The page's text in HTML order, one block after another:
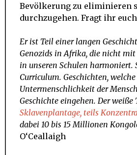
Bevölkerung zu eliminieren
durchzugehen. Fragt ihr
Er ist Teil einer langen
Genozids in Afrika, die nicht
in unseren Schulen
Curriculum. Geschichten,
Untermenschlichkeit der
Geschichte eingehen. Der weiße
Sklavenplantage, teils
dabei 10 bis 15 Millionen
O‘Ceallaigh